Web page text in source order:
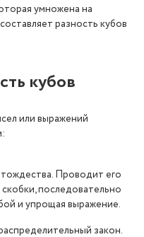
умножена на
разность кубов
кубов
или выражений
Проводит его
последовательно
и упрощая выражение.
закон.